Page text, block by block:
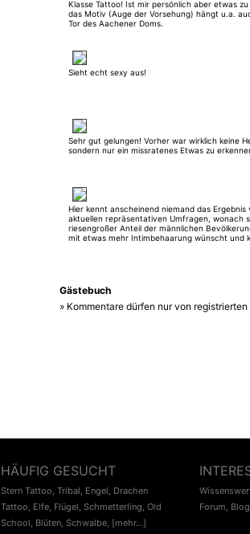
Klasse Tattoo! Ist mir persönlich aber etwas zu
das Motiv (Auge der Vorsehung) hängt u.a.
Tor des Aachener Doms.
Sieht echt sexy aus!
Sehr gut gelungen! Vorher war wirklich keine
sondern nur ein missratenes Etwas zu
Hier kennt anscheinend niemand das Ergebnis
aktuellen repräsentativen Umfragen, wonach
riesengroßer Anteil der männlichen
mit etwas mehr Intimbehaarung wünscht und
Gästebuch
» Kommentare dürfen nur von
HÄUFIG GESUCHT
Stern Tattoo, Tribal, Engel, Drachen
Tattoo, Elfe, Flügel, Schmetterling, Old
School, Blüten, Schwalbe, [mehr...]
Forum, Blog